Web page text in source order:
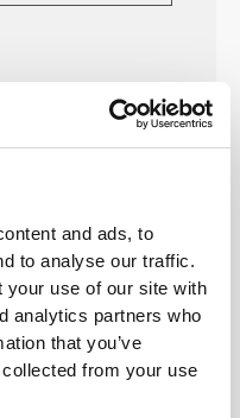
and ads, to
to analyse our traffic.
your use of our site with
analytics partners who
that you’ve
from your use